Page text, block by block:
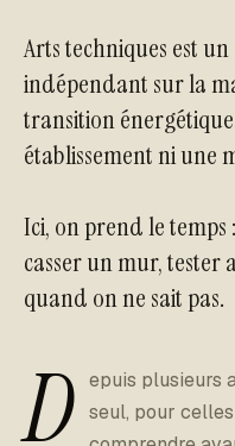
Arts techniques est
indépendant sur la
transition
établissement ni une
Ici, on prend le
casser un mur, tester
quand on ne sait pas.
D epuis plusieurs
seul, pour